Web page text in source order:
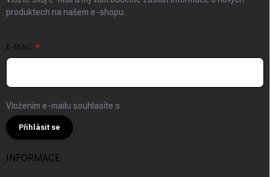
produktech na našem e-shopu.
E-MAIL
Vložením e-mailu souhlasíte s
Přihlásit se
INFORMACE